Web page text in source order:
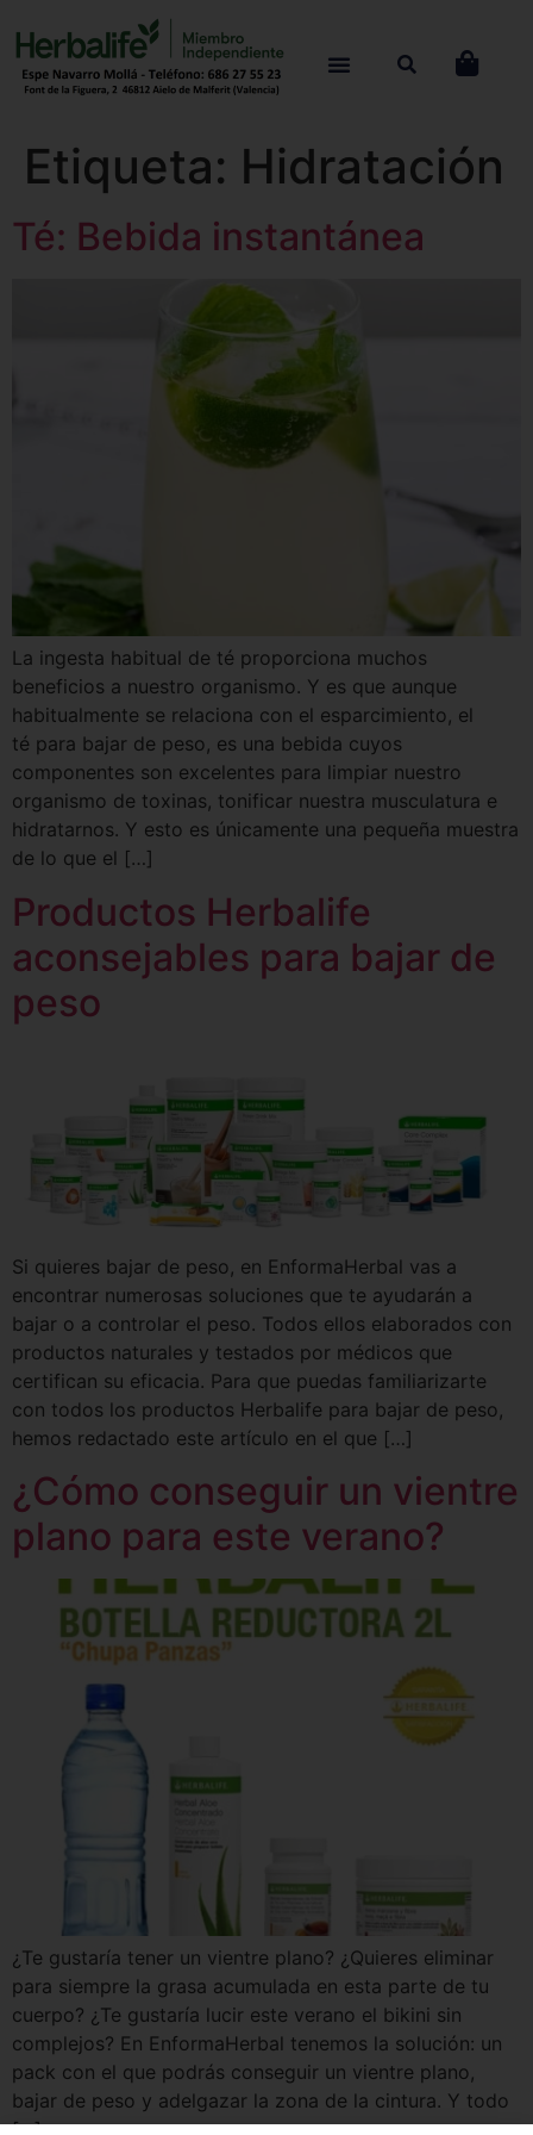
Etiqueta: Hidratación
Té: Bebida instantánea
La ingesta habitual de té proporciona muchos
beneficios a nuestro organismo. Y es que aunque
habitualmente se relaciona con el esparcimiento, el
té para bajar de peso, es una bebida cuyos
componentes son excelentes para limpiar nuestro
organismo de toxinas, tonificar nuestra musculatura e
hidratarnos. Y esto es únicamente una pequeña muestra
de lo que el […]
Productos Herbalife
aconsejables para bajar de
peso
Si quieres bajar de peso, en EnformaHerbal vas a
encontrar numerosas soluciones que te ayudarán a
bajar o a controlar el peso. Todos ellos elaborados con
productos naturales y testados por médicos que
certifican su eficacia. Para que puedas familiarizarte
con todos los productos Herbalife para bajar de peso,
hemos redactado este artículo en el que […]
¿Cómo conseguir un vientre
plano para este verano?
¿Te gustaría tener un vientre plano? ¿Quieres eliminar
para siempre la grasa acumulada en esta parte de tu
cuerpo? ¿Te gustaría lucir este verano el bikini sin
complejos? En EnformaHerbal tenemos la solución: un
pack con el que podrás conseguir un vientre plano,
bajar de peso y adelgazar la zona de la cintura. Y todo
[…]